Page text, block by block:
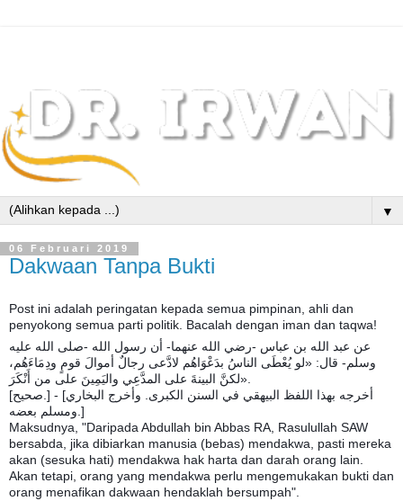
▼
06 Februari 2019
Dakwaan Tanpa Bukti
Post ini adalah peringatan kepada semua pimpinan, ahli dan
penyokong semua parti politik. Bacalah dengan iman dan taqwa!
عن عبد الله بن عباس -رضي الله عنهما- أن رسول الله -صلى الله عليه
وسلم- قال: «لو يُعْطَى الناسُ بدَعْوَاهُم لادَّعى رجالٌ أموالَ قومٍ ودِمَاءَهُم،
لكنَّ البينةَ على المدَّعِي واليَمِينَ على من أَنْكَرَ».
[صحيح.] - [أخرجه بهذا اللفظ البيهقي في السنن الكبرى. وأخرج البخاري
ومسلم بعضه.]
Maksudnya, "Daripada Abdullah bin Abbas RA, Rasulullah SAW
bersabda, jika dibiarkan manusia (bebas) mendakwa, pasti mereka
akan (sesuka hati) mendakwa hak harta dan darah orang lain.
Akan tetapi, orang yang mendakwa perlu mengemukakan bukti dan
orang menafikan dakwaan hendaklah bersumpah".